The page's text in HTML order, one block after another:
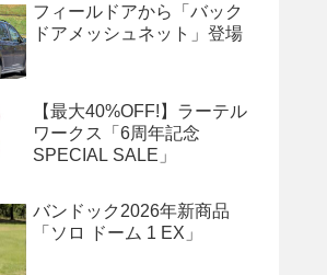
フィールドアから「バック
ドアメッシュネット」登場
【最大40%OFF!】ラーテル
ワークス「6周年記念
SPECIAL SALE」
バンドック2026年新商品
「ソロ ドーム 1 EX」